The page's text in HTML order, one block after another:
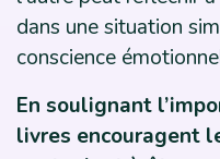
dans une situation
conscience
En soulignant
livres encouragent